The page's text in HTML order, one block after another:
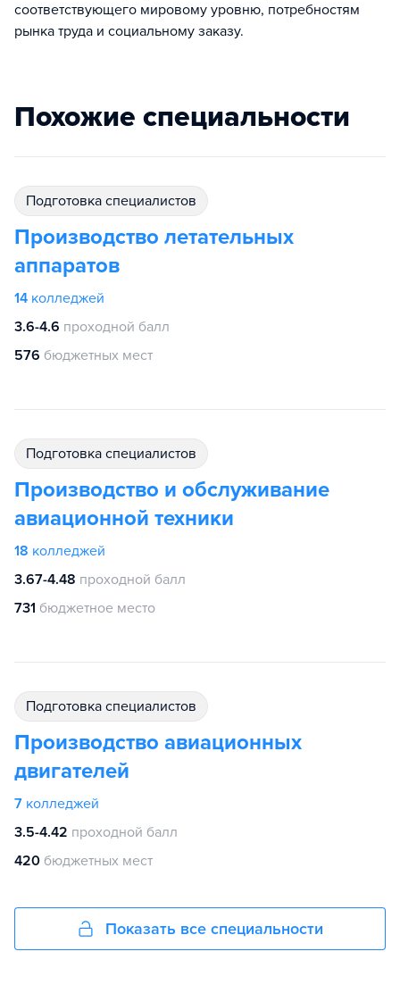
соответствующего мировому уровню, потребностям
рынка труда и социальному заказу.
Похожие специальности
подготовка специалистов
Производство летательных
аппаратов
14 колледжей
3.6-4.6 проходной балл
576 бюджетных мест
подготовка специалистов
Производство и обслуживание
авиационной техники
18 колледжей
3.67-4.48 проходной балл
731 бюджетное место
подготовка специалистов
Производство авиационных
двигателей
7 колледжей
3.5-4.42 проходной балл
420 бюджетных мест
Показать все специальности